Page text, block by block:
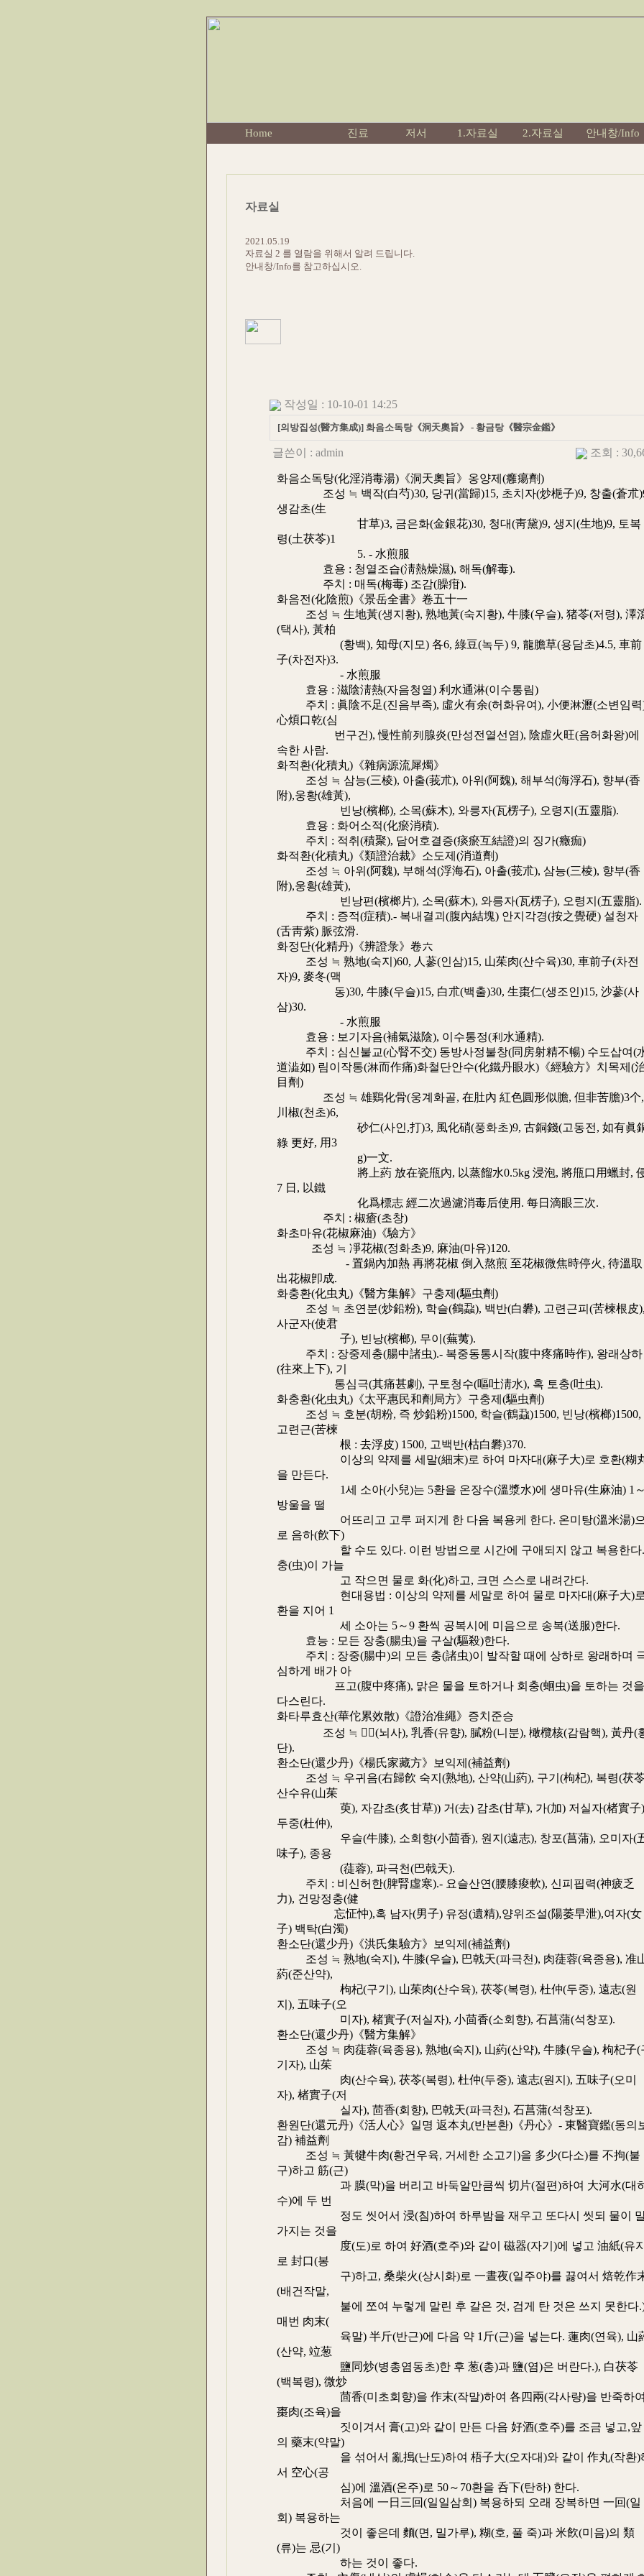
Home 진료 저서 1.자료실 2.자료실 안내창/Info
자료실
2021.05.19
자료실 2 를 열람을 위해서 알려 드립니다.
안내창/Info를 참고하십시오.
작성일 : 10-10-01 14:25
[의방집성(醫方集成)] 화음소독탕《洞天奧旨》 - 황금탕《醫宗金鑑》
글쓴이 : admin 조회 :
화음소독탕(化淫消毒湯)《洞天奧旨》옹양제(癰瘍劑)
조성 ≒ 백작(白芍)30, 당귀(當歸)15, 초치자(炒梔子)9, 창출(蒼朮
생감초(生
甘草)3, 금은화(金銀花)30, 청대(靑黛)9, 생지(生地)9, 토복
령(土茯苓)1
5. - 水煎服
효용 : 청열조습(淸熱燥濕), 해독(解毒).
주치 : 매독(梅毒) 조감(臊疳).
화음전(化陰煎)《景岳全書》卷五十一
조성 ≒ 生地黃(생지황), 熟地黃(숙지황), 牛膝(우슬), 猪苓(저령), 澤
(택사), 黃柏
(황백), 知母(지모) 各6, 綠豆(녹두) 9, 龍膽草(용담초)4.5, 車前
子(차전자)3.
- 水煎服
효용 : 滋陰淸熱(자음청열) 利水通淋(이수통림)
주치 : 眞陰不足(진음부족), 虛火有余(허화유여), 小便淋瀝(소변임력
心煩口乾(심
번구건), 慢性前列腺炎(만성전열선염), 陰虛火旺(음허화왕)에
속한 사람.
화적환(化積丸)《雜病源流犀燭》
조성 ≒ 삼능(三棱), 아출(莪朮), 아위(阿魏), 해부석(海浮石), 향부(香
附),웅황(雄黃),
빈낭(檳榔), 소목(蘇木), 와릉자(瓦楞子), 오령지(五靈脂).
효용 : 화어소적(化瘀消積).
주치 : 적취(積聚), 담어호결증(痰瘀互結證)의 징가(癥痂)
화적환(化積丸)《類證治裁》소도제(消道劑)
조성 ≒ 아위(阿魏), 부해석(浮海石), 아출(莪朮), 삼능(三棱), 향부(香
附),웅황(雄黃),
빈낭편(檳榔片), 소목(蘇木), 와릉자(瓦楞子), 오령지(五靈脂).
주치 : 증적(症積).- 복내결괴(腹內結塊) 안지각경(按之覺硬) 설청자
(舌靑紫) 脈弦滑.
화정단(化精丹)《辨證彔》卷六
조성 ≒ 熟地(숙지)60, 人蔘(인삼)15, 山茱肉(산수육)30, 車前子(차전
자)9, 麥冬(맥
동)30, 牛膝(우슬)15, 白朮(백출)30, 生棗仁(생조인)15, 沙蔘(사
삼)30.
- 水煎服
효용 : 보기자음(補氣滋陰), 이수통정(利水通精).
주치 : 심신불교(心腎不交) 동방사정불창(同房射精不暢) 수도삽여(
道澁如) 림이작통(淋而作痛)화철단안수(化鐵丹眼水)《經驗方》치목제(
目劑)
조성 ≒ 雄鷄化骨(웅계화골, 在肚內 紅色圓形似膽, 但非苦膽)3个,
川椒(천초)6,
砂仁(사인,打)3, 風化硝(풍화초)9, 古銅錢(고동전, 如有眞
綠 更好, 用3
g)一文.
將上葯 放在瓷甁內, 以蒸餾水0.5kg 浸泡, 將甁口用蠟封,
7 日, 以鐵
化爲標志 經二次過濾消毒后使用. 每日滴眼三次.
주치 : 椒瘡(초창)
화초마유(花椒麻油)《驗方》
조성 ≒ 凈花椒(정화초)9, 麻油(마유)120.
- 置鍋內加熱 再將花椒 倒入熬煎 至花椒微焦時停火, 待溫取
出花椒卽成.
화충환(化虫丸)《醫方集解》구충제(驅虫劑)
조성 ≒ 초연분(炒鉛粉), 학슬(鶴蝨), 백반(白礬), 고련근피(苦楝根皮
사군자(使君
子), 빈낭(檳榔), 무이(蕪荑).
주치 : 장중제충(腸中諸虫).- 복중동통시작(腹中疼痛時作), 왕래상하
(往來上下), 기
통심극(其痛甚劇), 구토청수(嘔吐淸水), 혹 토충(吐虫).
화충환(化虫丸)《太平惠民和劑局方》구충제(驅虫劑)
조성 ≒ 호분(胡粉, 즉 炒鉛粉)1500, 학슬(鶴蝨)1500, 빈낭(檳榔)1500,
고련근(苦楝
根 : 去浮皮) 1500, 고백반(枯白礬)370.
이상의 약제를 세말(細末)로 하여 마자대(麻子大)로 호환(糊
을 만든다.
1세 소아(小兒)는 5환을 온장수(溫漿水)에 생마유(生麻油) 1
방울을 떨
어뜨리고 고루 퍼지게 한 다음 복용케 한다. 온미탕(溫米湯)
로 음하(飮下)
할 수도 있다. 이런 방법으로 시간에 구애되지 않고 복용한다.
충(虫)이 가늘
고 작으면 물로 화(化)하고, 크면 스스로 내려간다.
현대용법 : 이상의 약제를 세말로 하여 물로 마자대(麻子大)
환을 지어 1
세 소아는 5～9 환씩 공복시에 미음으로 송복(送服)한다.
효능 : 모든 장충(腸虫)을 구살(驅殺)한다.
주치 : 장중(腸中)의 모든 충(諸虫)이 발작할 때에 상하로 왕래하며
심하게 배가 아
프고(腹中疼痛), 맑은 물을 토하거나 회충(蛔虫)을 토하는 것을
다스린다.
화타루효산(華佗累效散)《證治准繩》증치준승
조성 ≒ 𥓲砂(뇌사), 乳香(유향), 膩粉(니분), 橄欖核(감람핵), 黃丹(
단).
환소단(還少丹)《楊氏家藏方》보익제(補益劑)
조성 ≒ 우귀음(右歸飮 숙지(熟地), 산약(山葯), 구기(枸杞), 복령(茯
산수유(山茱
萸), 자감초(炙甘草)) 거(去) 감초(甘草), 가(加) 저실자(楮實子
두중(杜仲),
우슬(牛膝), 소회향(小茴香), 원지(遠志), 창포(菖蒲), 오미자(
味子), 종용
(蓗蓉), 파극천(巴戟天).
주치 : 비신허한(脾腎虛寒).- 요슬산연(腰膝痠軟), 신피핍력(神疲乏
力), 건망정충(健
忘怔忡),혹 남자(男子) 유정(遺精),양위조설(陽萎早泄),여자(女
子) 백탁(白濁)
환소단(還少丹)《洪氏集驗方》보익제(補益劑)
조성 ≒ 熟地(숙지), 牛膝(우슬), 巴戟天(파극천), 肉蓗蓉(육종용), 准
葯(준산약),
枸杞(구기), 山茱肉(산수육), 茯苓(복령), 杜仲(두중), 遠志(원
지), 五味子(오
미자), 楮實子(저실자), 小茴香(소회향), 石菖蒲(석창포).
환소단(還少丹)《醫方集解》
조성 ≒ 肉蓗蓉(육종용), 熟地(숙지), 山葯(산약), 牛膝(우슬), 枸杞子(
기자), 山茱
肉(산수육), 茯苓(복령), 杜仲(두중), 遠志(원지), 五味子(오미
자), 楮實子(저
실자), 茴香(회향), 巴戟天(파극천), 石菖蒲(석창포).
환원단(還元丹)《活人心》일명 返本丸(반본환)《丹心》- 東醫寶鑑(동의
감) 補益劑
조성 ≒ 黃犍牛肉(황건우육, 거세한 소고기)을 多少(다소)를 不拘(불
구)하고 筋(근)
과 膜(막)을 버리고 바둑알만큼씩 切片(절편)하여 大河水(대
수)에 두 번
정도 씻어서 浸(침)하여 하루밤을 재우고 또다시 씻되 물이
가지는 것을
度(도)로 하여 好酒(호주)와 같이 磁器(자기)에 넣고 油紙(유
로 封口(봉
구)하고, 桑柴火(상시화)로 一晝夜(일주야)를 끓여서 焙乾作
(배건작말,
불에 쪼여 누렇게 말린 후 갈은 것, 검게 탄 것은 쓰지 못한다
매번 肉末(
육말) 半斤(반근)에 다음 약 1斤(근)을 넣는다. 蓮肉(연육), 山
(산약, 竝葱
鹽同炒(병총염동초)한 후 葱(총)과 鹽(염)은 버란다.), 白茯苓
(백복령), 微炒
茴香(미초회향)을 作末(작말)하여 各四兩(각사량)을 반죽하
棗肉(조육)을
짓이겨서 膏(고)와 같이 만든 다음 好酒(호주)를 조금 넣고,앞
의 藥末(약말)
을 섞어서 亂搗(난도)하여 梧子大(오자대)와 같이 作丸(작환)
서 空心(공
심)에 溫酒(온주)로 50～70환을 呑下(탄하) 한다.
처음에 一日三回(일일삼회) 복용하되 오래 장복하면 一回(일
회) 복용하는
것이 좋은데 麵(면, 밀가루), 糊(호, 풀 죽)과 米飮(미음)의 類
(류)는 忌(기)
하는 것이 좋다.